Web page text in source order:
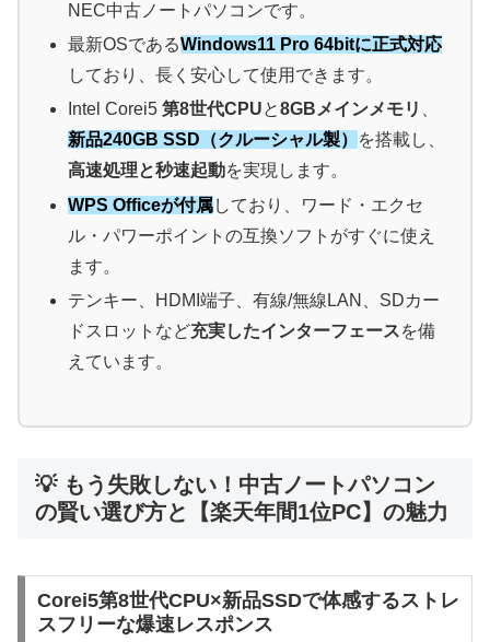
NEC中古ノートパソコンです。
最新OSであるWindows11 Pro 64bitに正式対応
しており、長く安心して使用できます。
Intel Corei5第8世代CPUと8GBメインメモリ 、
新品240GB SSD（クルーシャル製）
を搭載し、
高速処理と秒速起動を実現します。
WPS Officeが付属しており、ワード・エクセ
ル・パワーポイントの互換ソフトがすぐに使え
ます。
テンキー、HDMI端子、有線/無線LAN、SDカー
ドスロットなど充実したインターフェースを備
えています。
💡 もう失敗しない！中古ノートパソコン
の賢い選び方と【楽天年間1位PC】の魅力
Corei5第8世代CPU×新品SSDで体感するストレ
スフリーな爆速レスポンス